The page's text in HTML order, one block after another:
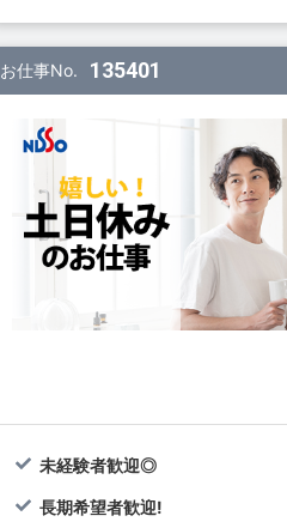
お仕事No. 135401
未経験者歓迎◎
長期希望者歓迎!